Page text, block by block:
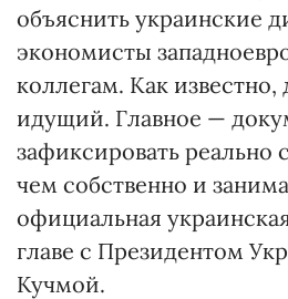
объяснить украинские
экономисты
коллегам. Как известно,
идущий. Главное —
зафиксировать реально
чем собственно и
официальная
главе с Президентом
Кучмой.